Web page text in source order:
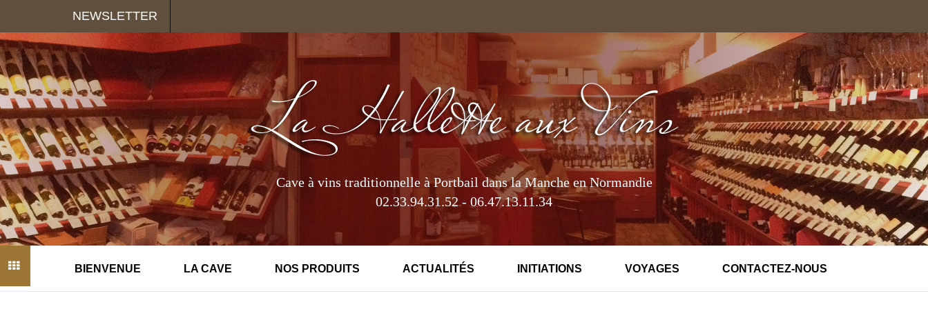
NEWSLETTER
Cave à vins traditionnelle à Portbail dans la Manche en Normandie
02.33.94.31.52 - 06.47.13.11.34
BIENVENUE LA CAVE NOS PRODUITS ACTUALITÉS INITIATIONS VOYAGES CONTACTEZ-NOUS
Panneau de gestion des cookies